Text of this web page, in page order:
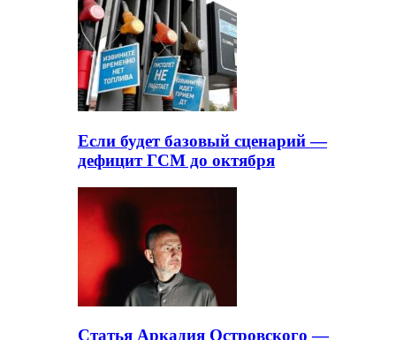
Если будет базовый сценарий —
дефицит ГСМ до октября
Статья Аркадия Островского —